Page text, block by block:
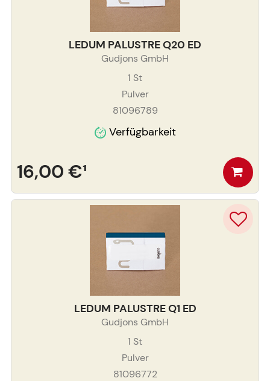
LEDUM PALUSTRE Q20 ED
Gudjons GmbH
1 St
Pulver
81096789
Verfügbarkeit
16,00 €¹
LEDUM PALUSTRE Q1 ED
Gudjons GmbH
1 St
Pulver
81096772